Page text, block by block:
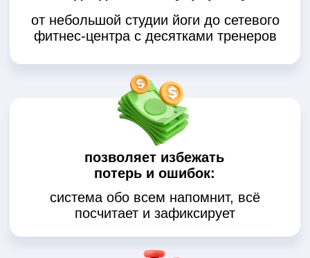
самостоятельно
за 10 минут,
Кому подойдет
Школа танцев